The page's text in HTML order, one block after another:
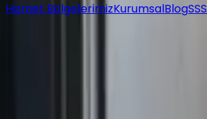
Hizmet BölgelerimizKurumsalBlogSSS